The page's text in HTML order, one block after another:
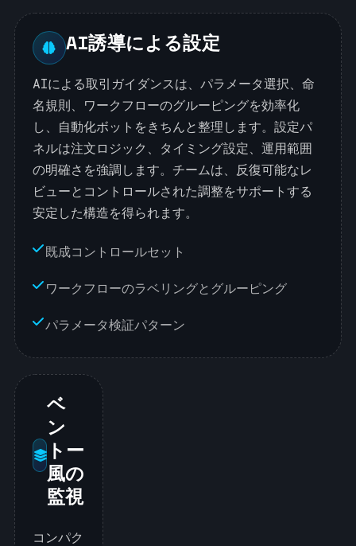
AI誘導による設定
AIによる取引ガイダンスは、パラメータ選択、命
名規則、ワークフローのグルーピングを効率化
し、自動化ボットをきちんと整理します。設定パ
ネルは注文ロジック、タイミング設定、運用範囲
の明確さを強調します。チームは、反復可能なレ
ビューとコントロールされた調整をサポートする
安定した構造を得られます。
既成コントロールセット
ワークフローのラベリングとグルーピング
パラメータ検証パターン
ベ
ン
トー
風の
監視
コンパク